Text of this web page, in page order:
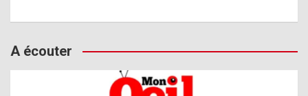
A écouter